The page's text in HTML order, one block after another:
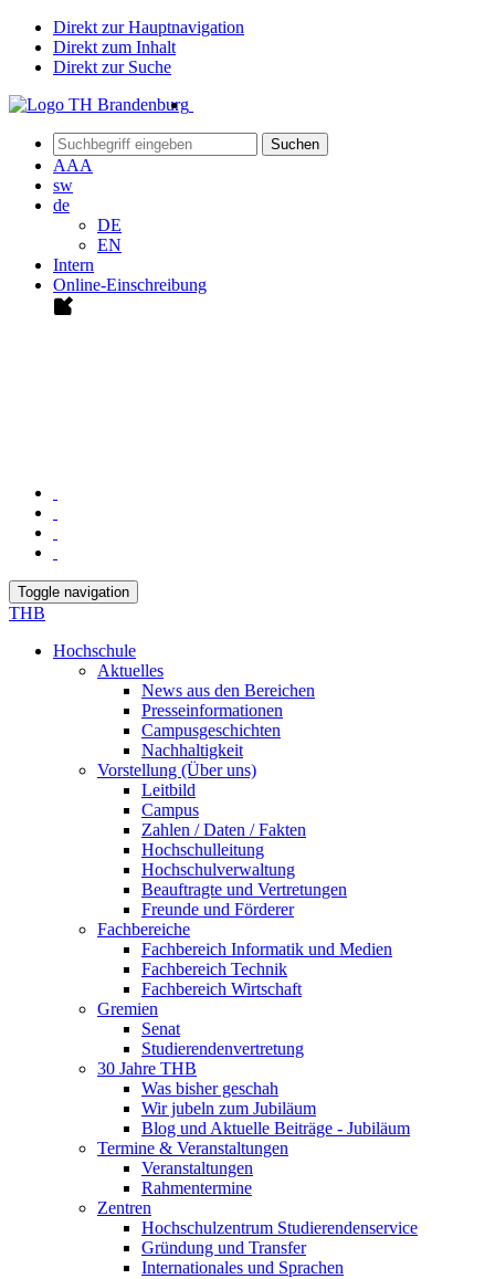
Direkt zur Hauptnavigation
Direkt zum Inhalt
Direkt zur Suche
Suchen
AAA
sw
de
DE
EN
Intern
Online-Einschreibung
Toggle navigation
THB
Hochschule
Aktuelles
News aus den Bereichen
Presseinformationen
Campusgeschichten
Nachhaltigkeit
Vorstellung (Über uns)
Leitbild
Campus
Zahlen / Daten / Fakten
Hochschulleitung
Hochschulverwaltung
Beauftragte und Vertretungen
Freunde und Förderer
Fachbereiche
Fachbereich Informatik und Medien
Fachbereich Technik
Fachbereich Wirtschaft
Gremien
Senat
Studierendenvertretung
30 Jahre THB
Was bisher geschah
Wir jubeln zum Jubiläum
Blog und Aktuelle Beiträge - Jubiläum
Termine & Veranstaltungen
Veranstaltungen
Rahmentermine
Zentren
Hochschulzentrum Studierendenservice
Gründung und Transfer
Internationales und Sprachen